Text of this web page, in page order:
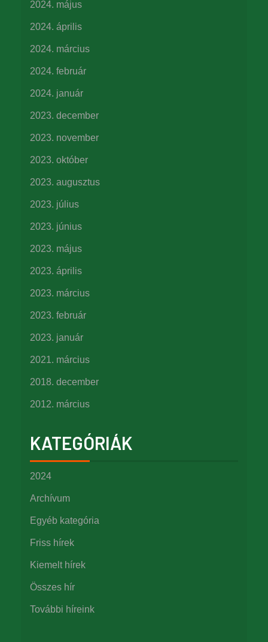
2024. május
2024. április
2024. március
2024. február
2024. január
2023. december
2023. november
2023. október
2023. augusztus
2023. július
2023. június
2023. május
2023. április
2023. március
2023. február
2023. január
2021. március
2018. december
2012. március
KATEGÓRIÁK
2024
Archívum
Egyéb kategória
Friss hírek
Kiemelt hírek
Összes hír
További híreink